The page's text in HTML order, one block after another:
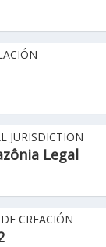
JURISDICTION
Legal
CREACIÓN